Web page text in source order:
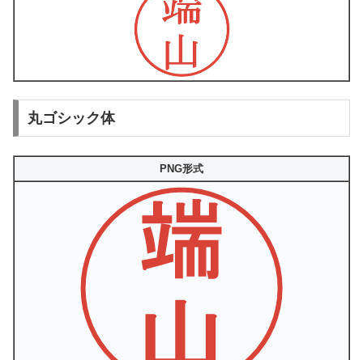
丸ゴシック体
PNG形式